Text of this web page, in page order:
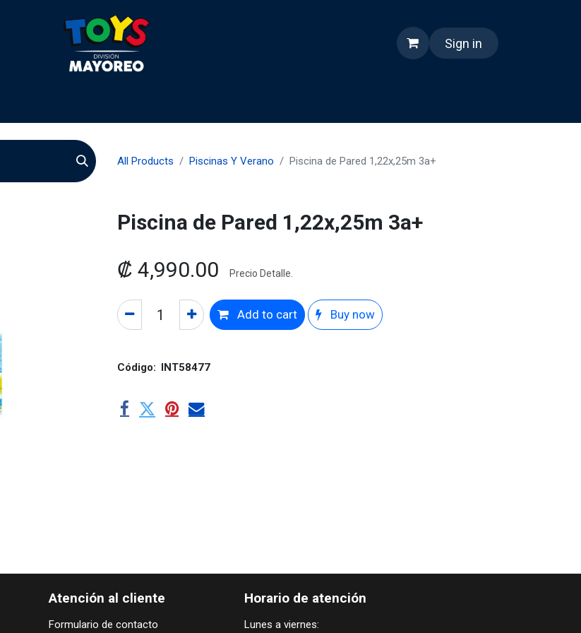
Sign in
All Products Piscinas Y Verano Piscina de Pared 1,22x,25m 3a+
Piscina de Pared 1,22x,25m 3a+
₡ 4,990.00 Precio Detalle.
Add to cart Buy now
Código: INT58477
Horario de atención
Lunes a viernes:
Atención al cliente
Formulario de contacto